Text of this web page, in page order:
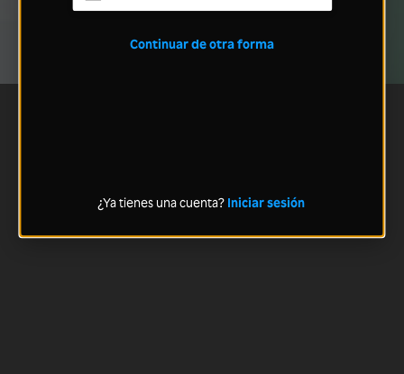
Continuar de otra forma
¿Ya tienes una cuenta? Iniciar sesión